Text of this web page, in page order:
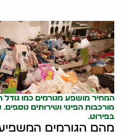
המחיר מושפע מגורמים כמו
מורכבות הפינוי ושירותים
בפירוט.
מהם הגורמים